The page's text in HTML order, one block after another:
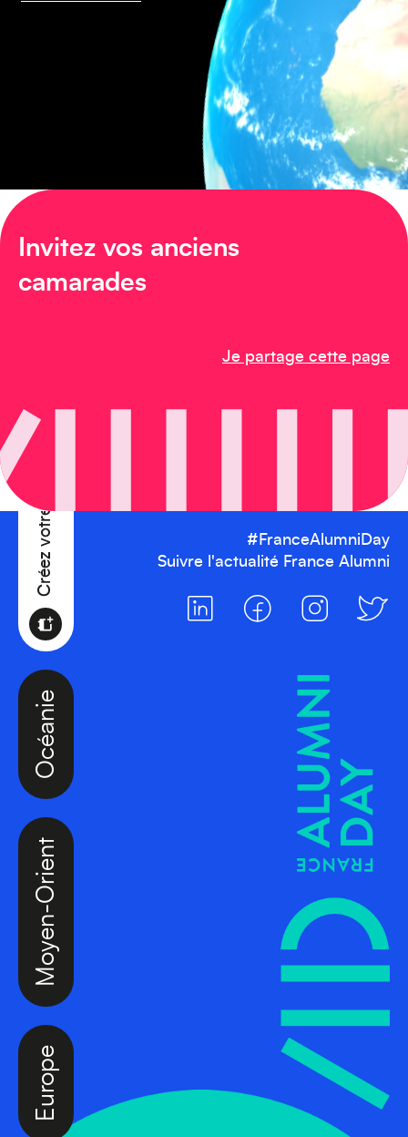
Invitez vos anciens
camarades
Je partage cette page
Europe
Moyen-Orient
Océanie
Créez votre événement
Afrique
#FranceAlumniDay
Suivre l'actualité France Alumni